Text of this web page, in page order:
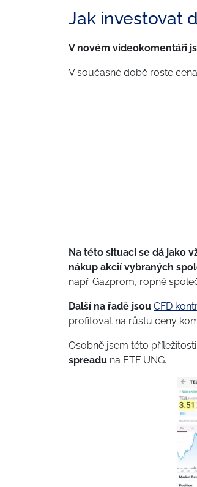
Jak investovat
V novém videokomentáři
V současné době roste
Na této situaci se dá jako
nákup akcií vybraných
např. Gazprom, ropné
Další na řadě jsou CFD
profitovat na růstu ceny
Osobně jsem této
spreadu na ETF UNG.